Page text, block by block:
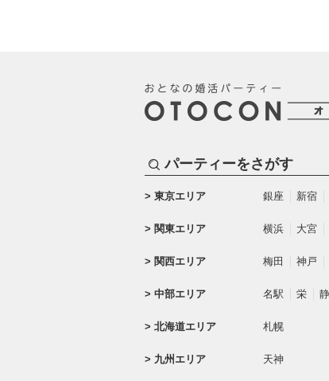
パーティーをさがす
東京エリア 銀座 新宿
関東エリア 横浜 大宮
関西エリア 梅田 神戸
中部エリア 名駅 栄
北海道エリア 札幌
九州エリア 天神